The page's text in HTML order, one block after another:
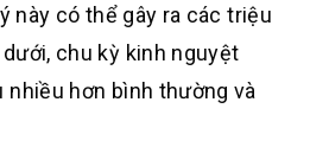
này có thể gây ra các triệu
chu kỳ kinh nguyệt
nhiều hơn bình thường và